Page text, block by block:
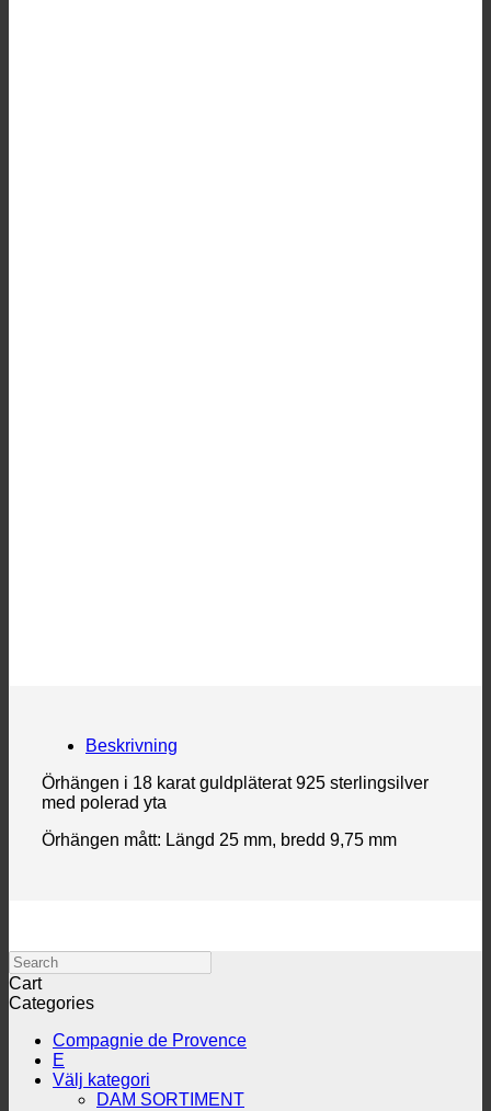
Beskrivning
Örhängen i 18 karat guldpläterat 925 sterlingsilver
med polerad yta
Örhängen mått: Längd 25 mm, bredd 9,75 mm
Search
Cart
Categories
Compagnie de Provence
E
Välj kategori
DAM SORTIMENT